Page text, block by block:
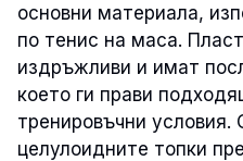
основни материала,
по тенис на маса.
издръжливи и имат
което ги прави
тренировъчни условия.
целулоидните топки